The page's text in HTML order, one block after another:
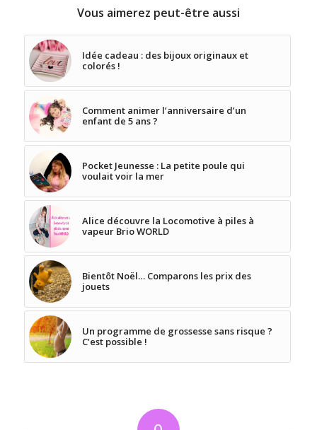
Vous aimerez peut-être aussi
Idée cadeau : des bijoux originaux et
colorés !
Comment animer l’anniversaire d’un
enfant de 5 ans ?
Pocket Jeunesse : La petite poule qui
voulait voir la mer
Alice découvre la Locomotive à piles à
vapeur Brio WORLD
Bientôt Noël… Comparons les prix des
jouets
Un programme de grossesse sans risque ?
C’est possible !